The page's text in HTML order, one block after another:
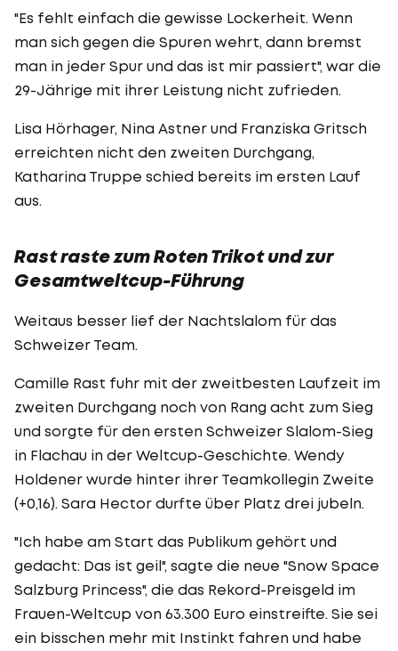
"Es fehlt einfach die gewisse Lockerheit. Wenn
man sich gegen die Spuren wehrt, dann bremst
man in jeder Spur und das ist mir passiert", war die
29-Jährige mit ihrer Leistung nicht zufrieden.
Lisa Hörhager, Nina Astner und Franziska Gritsch
erreichten nicht den zweiten Durchgang,
Katharina Truppe schied bereits im ersten Lauf
aus.
Rast raste zum Roten Trikot und zur
Gesamtweltcup-Führung
Weitaus besser lief der Nachtslalom für das
Schweizer Team.
Camille Rast fuhr mit der zweitbesten Laufzeit im
zweiten Durchgang noch von Rang acht zum Sieg
und sorgte für den ersten Schweizer Slalom-Sieg
in Flachau in der Weltcup-Geschichte. Wendy
Holdener wurde hinter ihrer Teamkollegin Zweite
(+0,16). Sara Hector durfte über Platz drei jubeln.
"Ich habe am Start das Publikum gehört und
gedacht: Das ist geil", sagte die neue "Snow Space
Salzburg Princess", die das Rekord-Preisgeld im
Frauen-Weltcup von 63.300 Euro einstreifte. Sie sei
ein bisschen mehr mit Instinkt fahren und habe